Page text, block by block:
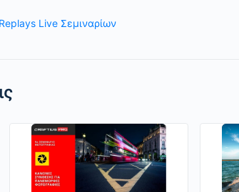
Replays Live Σεμιναρίων